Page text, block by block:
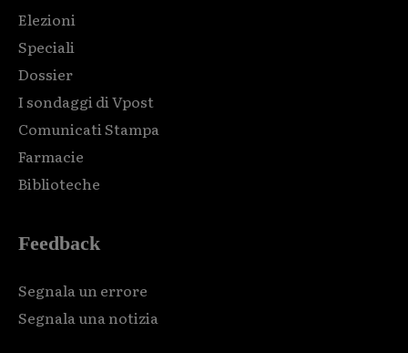
Elezioni
Speciali
Dossier
I sondaggi di Vpost
Comunicati Stampa
Farmacie
Biblioteche
Feedback
Segnala un errore
Segnala una notizia